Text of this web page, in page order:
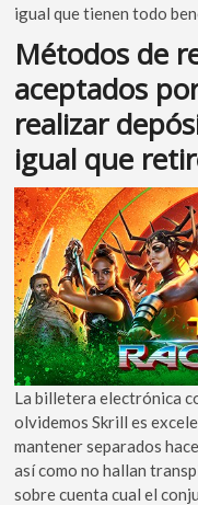
igual que tienen todo
Métodos de
aceptados
realizar
igual que
La billetera electrónica
olvidemos Skrill es
mantener separados
así­ como no hallan
sobre cuenta cual el